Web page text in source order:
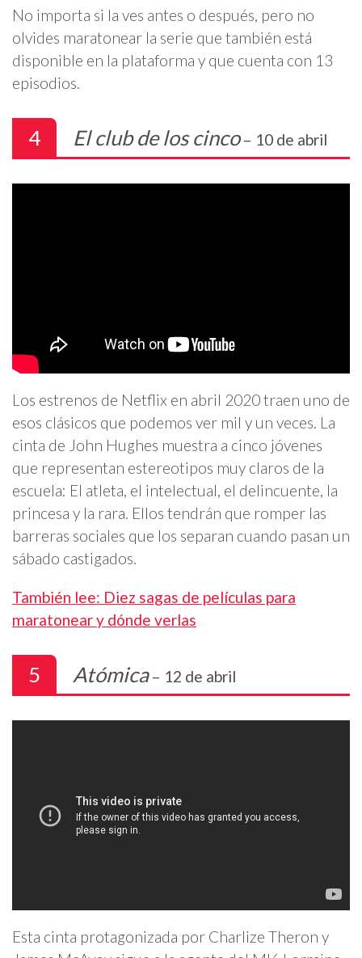
No importa si la ves antes o después, pero no
olvides maratonear la serie que también está
disponible en la plataforma y que cuenta con 13
episodios.
4 El club de los cinco– 10 de abril
Los estrenos de Netflix en abril 2020 traen uno de
esos clásicos que podemos ver mil y un veces. La
cinta de John Hughes muestra a cinco jóvenes
que representan estereotipos muy claros de la
escuela: El atleta, el intelectual, el delincuente, la
princesa y la rara. Ellos tendrán que romper las
barreras sociales que los separan cuando pasan un
sábado castigados.
También lee: Diez sagas de películas para
maratonear y dónde verlas
5 Atómica– 12 de abril
Esta cinta protagonizada por Charlize Theron y